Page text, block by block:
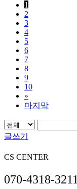
1
2
3
4
5
6
7
8
9
10
»
마지막
글쓰기
CS CENTER
070-4318-3211